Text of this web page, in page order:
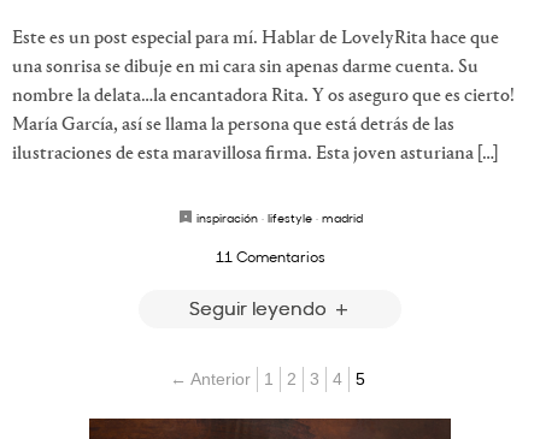
Este es un post especial para mí. Hablar de LovelyRita hace que
una sonrisa se dibuje en mi cara sin apenas darme cuenta. Su
nombre la delata…la encantadora Rita. Y os aseguro que es cierto!
María García, así se llama la persona que está detrás de las
ilustraciones de esta maravillosa firma. Esta joven asturiana […]
inspiración· lifestyle· madrid
11 Comentarios
Seguir leyendo
← Anterior 1 2 3 4 5